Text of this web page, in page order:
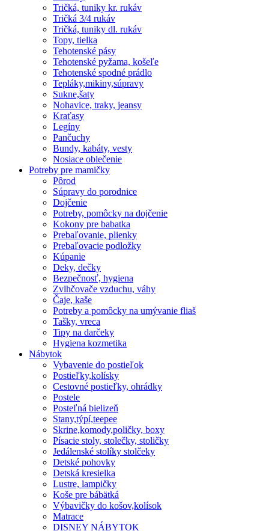
Tričká, tuniky kr. rukáv
Tričká 3/4 rukáv
Tričká, tuniky dl. rukáv
Topy, tielka
Tehotenské pásy
Tehotenské pyžama, košeľe
Tehotenské spodné prádlo
Tepláky,mikiny,súpravy
Sukne,šaty
Nohavice, traky, jeansy
Kraťasy
Legíny
Pančuchy
Bundy, kabáty, vesty
Nosiace oblečenie
Potreby pre mamičky
Pôrod
Súpravy do porodnice
Dojčenie
Potreby, pomôcky na dojčenie
Kokony pre babatka
Prebaľovanie, plienky
Prebaľovacie podložky
Kúpanie
Deky, dečky
Bezpečnosť, hygiena
Zvlhčovače vzduchu, váhy
Čaje, kaše
Potreby a pomôcky na umývanie fliaš
Tašky, vreca
Tipy na darčeky
Hygiena kozmetika
Nábytok
Vybavenie do postieľok
Postieľky,kolísky
Cestovné postieľky, ohrádky
Postele
Posteľná bielizeň
Stany,týpí,teepee
Skrine,komody,poličky, boxy
Písacie stoly, stolečky, stoličky
Jedálenské stolíky stolčeky
Detské pohovky
Detská kresielka
Lustre, lampičky
Koše pre bábätká
Výbavičky do košov,kolísok
Matrace
DISNEY NÁBYTOK